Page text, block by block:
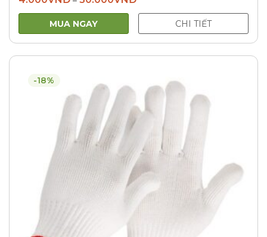
MUA NGAY CHI TIẾT
-18%